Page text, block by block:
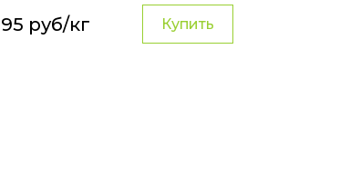
95 руб/кг Купить